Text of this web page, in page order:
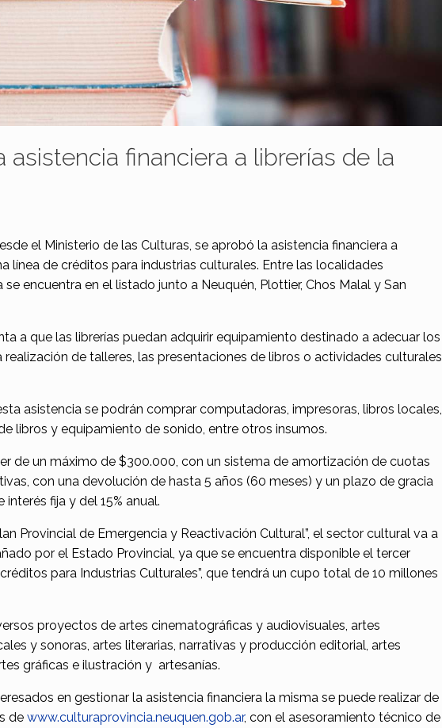
asistencia financiera a librerías de la
el Ministerio de las Culturas, se aprobó la asistencia financiera a
línea de créditos para industrias culturales. Entre las localidades
encuentra en el listado junto a Neuquén, Plottier, Chos Malal y San
a que las librerías puedan adquirir equipamiento destinado a adecuar los
realización de talleres, las presentaciones de libros o actividades culturales
asistencia se podrán comprar computadoras, impresoras, libros locales,
libros y equipamiento de sonido, entre otros insumos.
de un máximo de $300.000, con un sistema de amortización de cuotas
con una devolución de hasta 5 años (60 meses) y un plazo de gracia
fija y del 15% anual.
Provincial de Emergencia y Reactivación Cultural”, el sector cultural va a
por el Estado Provincial, ya que se encuentra disponible el tercer
para Industrias Culturales”, que tendrá un cupo total de 10 millones
proyectos de artes cinematográficas y audiovisuales, artes
y sonoras, artes literarias, narrativas y producción editorial, artes
gráficas e ilustración y artesanías.
en gestionar la asistencia financiera la misma se puede realizar de
de www.culturaprovincia.neuquen.gob.ar, con el asesoramiento técnico de